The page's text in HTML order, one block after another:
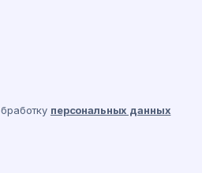
персональных данных